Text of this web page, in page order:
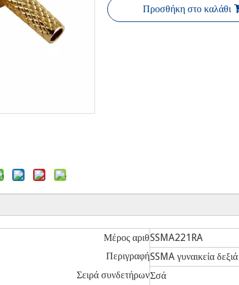
Προσθήκη στο καλάθι
Μέρος αριθSSMA221RA
ΠεριγραφήSSMA γυναικεία
Σειρά συνδετήρωνΣσά